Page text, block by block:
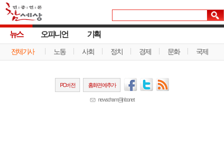
뉴스
전체기사 노동 사회 정치 경제 문화 국제
오피니언 기획
PC버전 홈화면에추가
newscham@jinbo.net